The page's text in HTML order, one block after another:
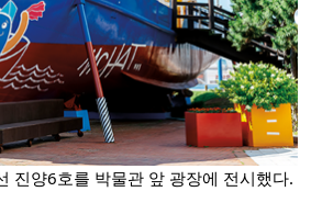
진양6호를 박물관 앞 광장에 전시했다.